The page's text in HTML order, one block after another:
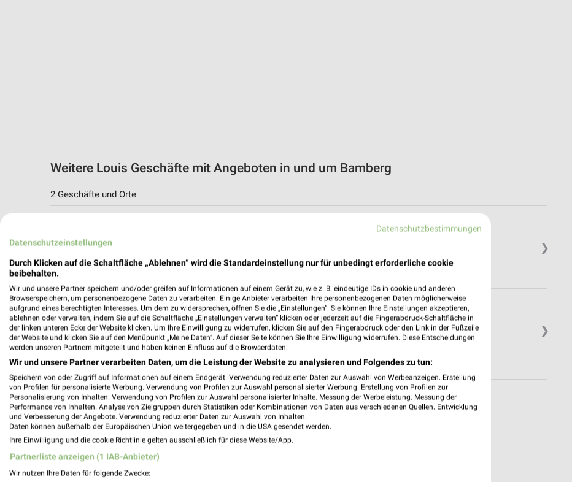
Weitere Louis Geschäfte mit Angeboten in und um Bamberg
2 Geschäfte und Orte
❯
Nürnberg, Deutschland
379,35 km
❯
Louis Angebote in Würzburg
Würzburg, Deutschland
385,29 km
Datenschutzbestimmungen
Datenschutzeinstellungen
Durch Klicken auf die Schaltfläche „Ablehnen“ wird die Standardeinstellung nur für unbedingt erforderliche cookie
beibehalten.
Wir und unsere Partner speichern und/oder greifen auf Informationen auf einem Gerät zu, wie z. B. eindeutige IDs in cookie und anderen
Browserspeichern, um personenbezogene Daten zu verarbeiten. Einige Anbieter verarbeiten Ihre personenbezogenen Daten möglicherweise
aufgrund eines berechtigten Interesses. Um dem zu widersprechen, öffnen Sie die „Einstellungen“. Sie können Ihre Einstellungen akzeptieren,
ablehnen oder verwalten, indem Sie auf die Schaltfläche „Einstellungen verwalten“ klicken oder jederzeit auf die Fingerabdruck-Schaltfläche in
der linken unteren Ecke der Website klicken. Um Ihre Einwilligung zu widerrufen, klicken Sie auf den Fingerabdruck oder den Link in der Fußzeile
der Website und klicken Sie auf den Menüpunkt „Meine Daten“. Auf dieser Seite können Sie Ihre Einwilligung widerrufen. Diese Entscheidungen
werden unseren Partnern mitgeteilt und haben keinen Einfluss auf die Browserdaten.
Wir und unsere Partner verarbeiten Daten, um die Leistung der Website zu analysieren und Folgendes zu tun:
Speichern von oder Zugriff auf Informationen auf einem Endgerät. Verwendung reduzierter Daten zur Auswahl von Werbeanzeigen. Erstellung
von Profilen für personalisierte Werbung. Verwendung von Profilen zur Auswahl personalisierter Werbung. Erstellung von Profilen zur
Personalisierung von Inhalten. Verwendung von Profilen zur Auswahl personalisierter Inhalte. Messung der Werbeleistung. Messung der
Performance von Inhalten. Analyse von Zielgruppen durch Statistiken oder Kombinationen von Daten aus verschiedenen Quellen. Entwicklung
und Verbesserung der Angebote. Verwendung reduzierter Daten zur Auswahl von Inhalten.
Daten können außerhalb der Europäischen Union weitergegeben und in die USA gesendet werden.
Ihre Einwilligung und die cookie Richtlinie gelten ausschließlich für diese Website/App.
Partnerliste anzeigen (1 IAB-Anbieter)
Wir nutzen Ihre Daten für folgende Zwecke: